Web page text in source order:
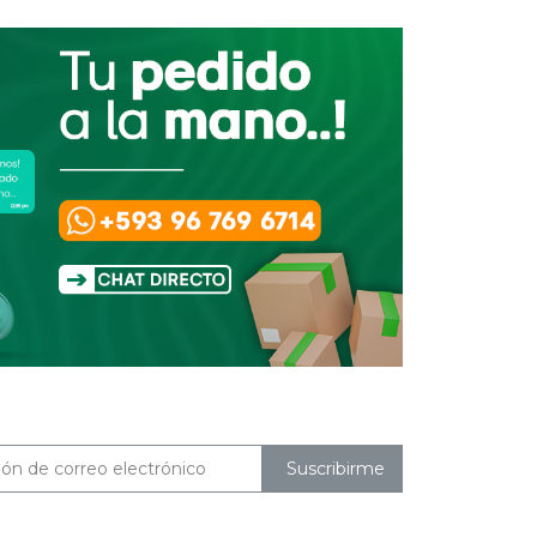
Suscribirme